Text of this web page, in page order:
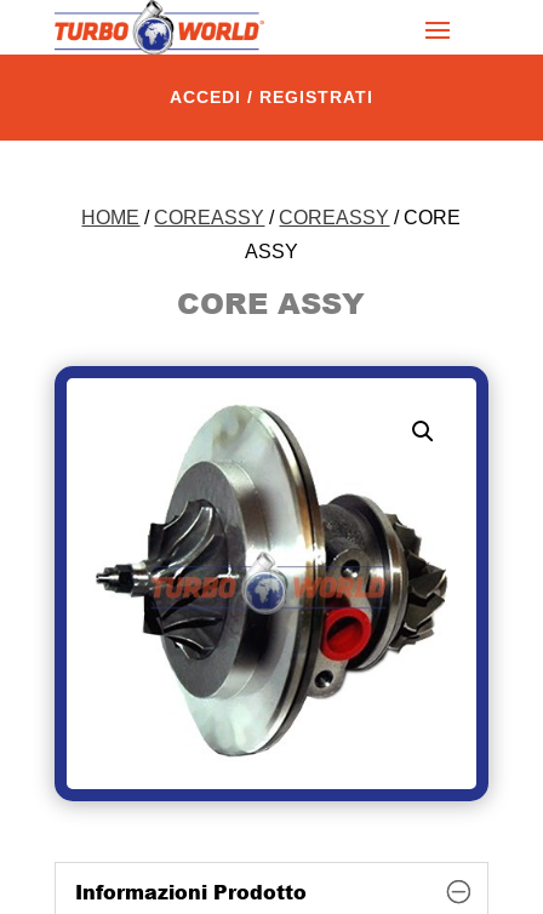
ACCEDI / REGISTRATI
HOME /COREASSY /COREASSY / CORE
ASSY
CORE ASSY
Informazioni Prodotto